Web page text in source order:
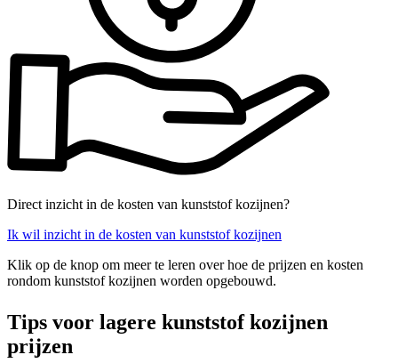
Direct inzicht in de kosten van kunststof kozijnen?
Ik wil inzicht in de kosten van kunststof kozijnen
Klik op de knop om meer te leren over hoe de prijzen en kosten
rondom kunststof kozijnen worden opgebouwd.
Tips voor lagere kunststof kozijnen
prijzen